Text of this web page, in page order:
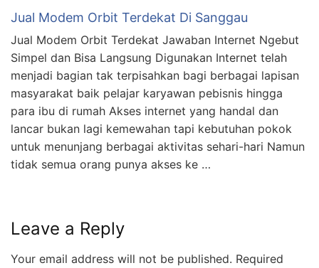
Jual Modem Orbit Terdekat Di Sanggau
Jual Modem Orbit Terdekat Jawaban Internet Ngebut
Simpel dan Bisa Langsung Digunakan Internet telah
menjadi bagian tak terpisahkan bagi berbagai lapisan
masyarakat baik pelajar karyawan pebisnis hingga
para ibu di rumah Akses internet yang handal dan
lancar bukan lagi kemewahan tapi kebutuhan pokok
untuk menunjang berbagai aktivitas sehari-hari Namun
tidak semua orang punya akses ke …
Leave a Reply
Your email address will not be published. Required